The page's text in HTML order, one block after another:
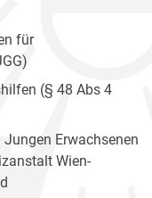
für
(§ 48 Abs 4
Erwachsenen
Wien-